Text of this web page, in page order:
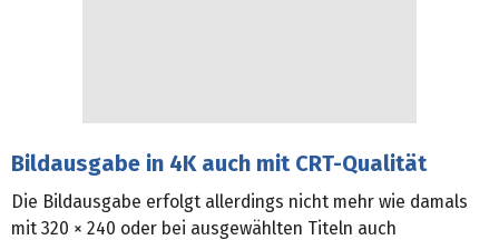
Bildausgabe in 4K auch mit CRT-Qualität
Die Bildausgabe erfolgt allerdings nicht mehr wie damals
mit 320 × 240 oder bei ausgewählten Titeln auch